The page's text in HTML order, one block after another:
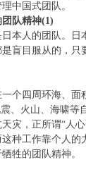
中国式团队。
队精神(1)
本人的团队。
盲目服从的，
个四周环海、
、火山、海啸等
灾，正所谓“人
种工作靠个人
牲的团队精神。